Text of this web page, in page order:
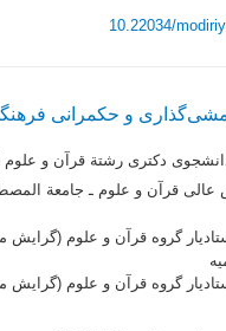
10.22034/
و حکمرانی
دکتری رشتة قرآن و
عالی قرآن و علوم ـ جامعة
گروه قرآن و علوم (گرایش
گروه قرآن و علوم (گرایش